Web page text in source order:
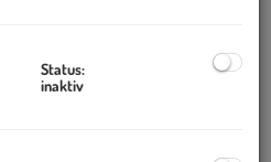
Status:
inaktiv